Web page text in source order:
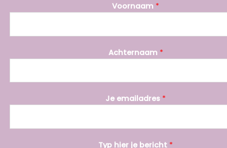
Voornaam *
Achternaam *
Je emailadres *
Typ hier je bericht *